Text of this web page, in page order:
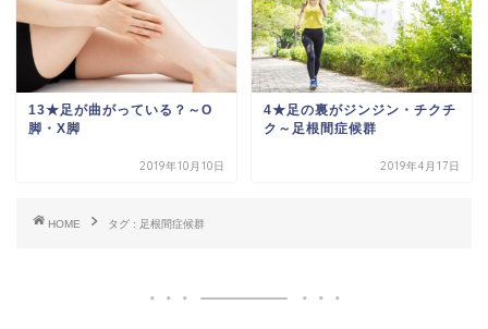
13★足が曲がっている？～O
脚・X脚
2019年10月10日
4★足の裏がジンジン・チクチ
ク～足根間症候群
2019年4月17日
HOME タグ : 足根間症候群